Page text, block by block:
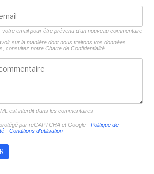
votre email pour être prévenu d'un nouveau commentaire
sur la manière dont nous traitons vos données
consultez notre Charte de Confidentialité.
est interdit dans les commentaires
par reCAPTCHA et Google - Politique de
- Conditions d'utilisation